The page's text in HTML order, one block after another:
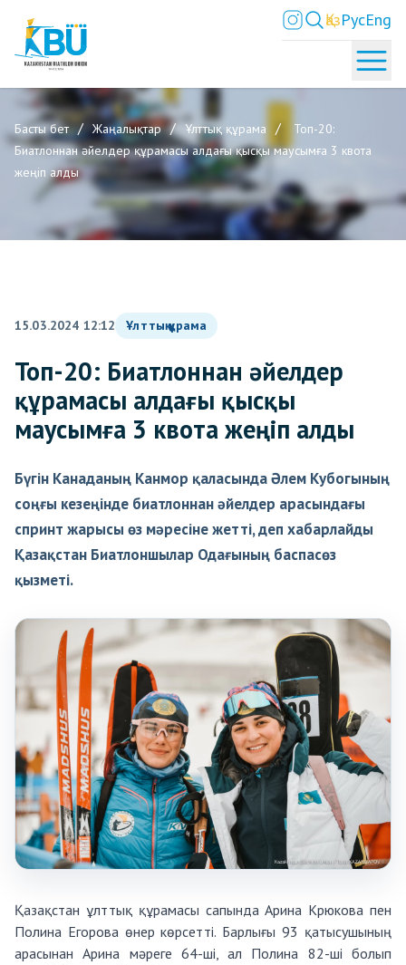
ҚазРусEng
Басты бет Жаңалықтар Ұлттық құрама
Топ-20:
Биатлоннан әйелдер құрамасы алдағы қысқы маусымға 3 квота
жеңіп алды
15.03.2024 12:12 Ұлттық құрама
Топ-20: Биатлоннан әйелдер
құрамасы алдағы қысқы
маусымға 3 квота жеңіп алды
Бүгін Канаданың Канмор қаласында Әлем Кубогының
соңғы кезеңінде биатлоннан әйелдер арасындағы
спринт жарысы өз мәресіне жетті, деп хабарлайды
Қазақстан Биатлоншылар Одағының баспасөз
қызметі.
Қазақстан ұлттық құрамасы сапында Арина Крюкова пен
Полина Егорова өнер көрсетті. Барлығы 93 қатысушының
арасынан Арина мәреге 64-ші, ал Полина 82-ші болып